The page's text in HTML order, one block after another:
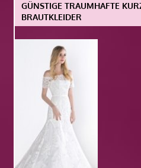
GÜNSTIGE TRAUMHAFTE
BRAUTKLEIDER